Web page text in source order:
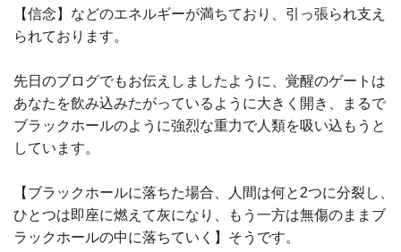
【信念】などのエネルギーが満ちており、引っ張られ支え
られております。
先日のブログでもお伝えしましたように、覚醒のゲートは
あなたを飲み込みたがっているように大きく開き、まるで
ブラックホールのように強烈な重力で人類を吸い込もうと
しています。
【ブラックホールに落ちた場合、人間は何と2つに分裂し、
ひとつは即座に燃えて灰になり、もう一方は無傷のままブ
ラックホールの中に落ちていく】そうです。